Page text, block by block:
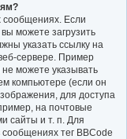
Если
можете загрузить
указать ссылку на
сервере. Пример
можете указывать
компьютере (если он
для доступа
на почтовые
сайты и т. п. Для
тег BBCode